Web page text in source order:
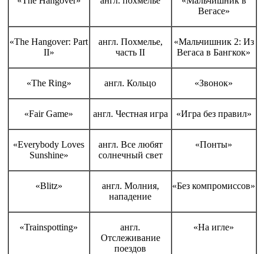
Вегасе»
«The Hangover: Part
II»
англ. Похмелье,
часть II
«Мальчишник 2: Из
Вегаса в Бангкок»
«The Ring» англ. Кольцо «Звонок»
«Fair Game» англ. Честная игра «Игра без правил»
«Everybody Loves
Sunshine»
англ. Все любят
солнечный свет
«Понты»
«Blitz»
англ. Молния,
нападение
«Без компромиссов»
«Trainspotting»
англ.
Отслеживание
поездов
«На игле»